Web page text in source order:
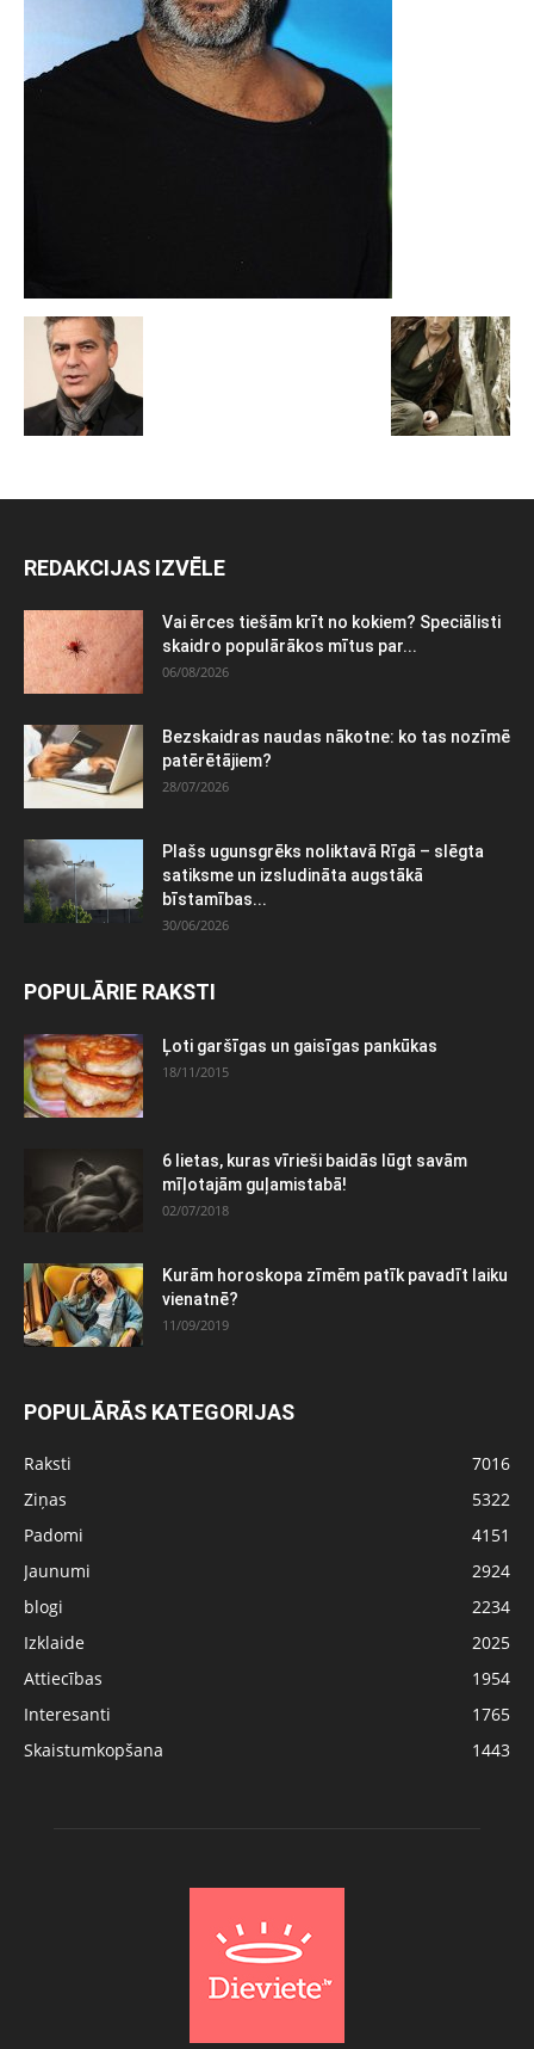
REDAKCIJAS IZVĒLE
Vai ērces tiešām krīt no kokiem? Speciālisti
skaidro populārākos mītus par...
06/08/2026
Bezskaidras naudas nākotne: ko tas nozīmē
patērētājiem?
28/07/2026
Plašs ugunsgrēks noliktavā Rīgā – slēgta
satiksme un izsludināta augstākā
bīstamības...
30/06/2026
POPULĀRIE RAKSTI
Ļoti garšīgas un gaisīgas pankūkas
18/11/2015
6 lietas, kuras vīrieši baidās lūgt savām
mīļotajām guļamistabā!
02/07/2018
Kurām horoskopa zīmēm patīk pavadīt laiku
vienatnē?
11/09/2019
POPULĀRĀS KATEGORIJAS
Raksti
7016
Ziņas
5322
Padomi
4151
Jaunumi
2924
blogi
2234
Izklaide
2025
Attiecības
1954
Interesanti
1765
Skaistumkopšana
1443